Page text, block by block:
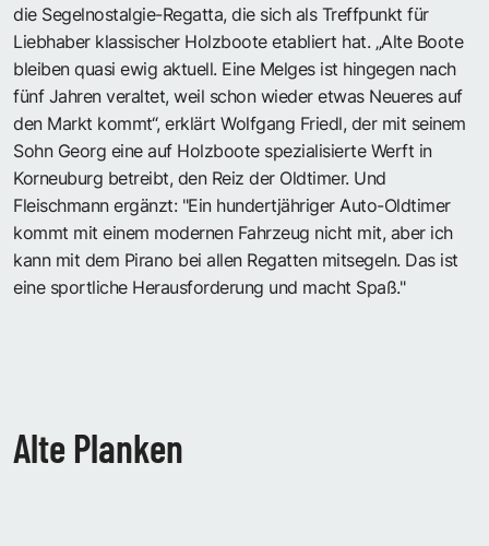
die Segelnostalgie-Regatta, die sich als Treffpunkt für
Liebhaber klassischer Holzboote etabliert hat. „Alte Boote
bleiben quasi ewig aktuell. Eine Melges ist hingegen nach
fünf Jahren veraltet, weil schon wieder etwas Neueres auf
den Markt kommt“, erklärt Wolfgang Friedl, der mit seinem
Sohn Georg eine auf Holzboote spezialisierte Werft in
Korneuburg betreibt, den Reiz der Oldtimer. Und
Fleischmann ergänzt: "Ein hundertjähriger Auto-Oldtimer
kommt mit einem modernen Fahrzeug nicht mit, aber ich
kann mit dem Pirano bei allen Regatten mitsegeln. Das ist
eine sportliche Herausforderung und macht Spaß."
Alte Planken